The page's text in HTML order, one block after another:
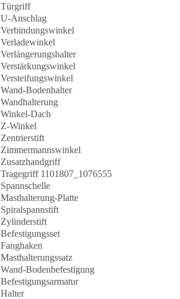
Türgriff
U-Anschlag
Verbindungswinkel
Verladewinkel
Verlängerungshalter
Verstärkungswinkel
Versteifungswinkel
Wand-Bodenhalter
Wandhalterung
Winkel-Dach
Z-Winkel
Zentrierstift
Zimmermannswinkel
Zusatzhandgriff
Tragegriff 1101807_1076555
Spannschelle
Masthalterung-Platte
Spiralspannstift
Zylinderstift
Befestigungsset
Fanghaken
Masthalterungssatz
Wand-Bodenbefestigung
Befestigungsarmatur
Halter